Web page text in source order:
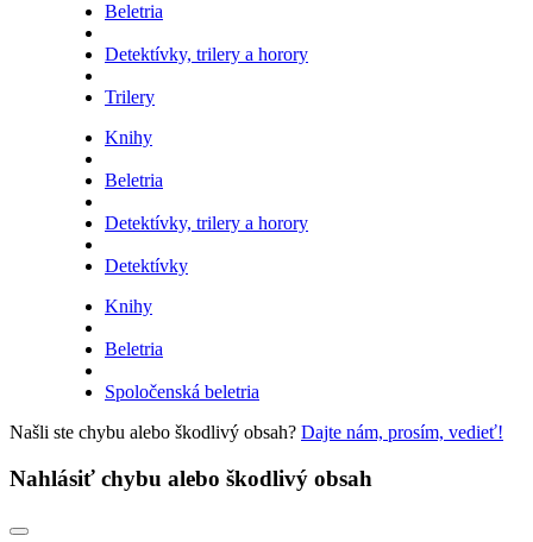
Beletria
Detektívky, trilery a horory
Trilery
Knihy
Beletria
Detektívky, trilery a horory
Detektívky
Knihy
Beletria
Spoločenská beletria
Našli ste chybu alebo škodlivý obsah? Dajte nám, prosím, vedieť!
Nahlásiť chybu alebo škodlivý obsah